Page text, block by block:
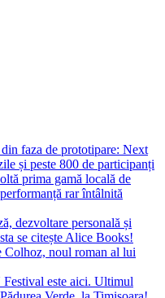
faza de prototipare: Next
și peste 800 de participanți
prima gamă locală de
rar întâlnită
dezvoltare personală și
se citește Alice Books!
Colhoz, noul roman al lui
este aici. Ultimul